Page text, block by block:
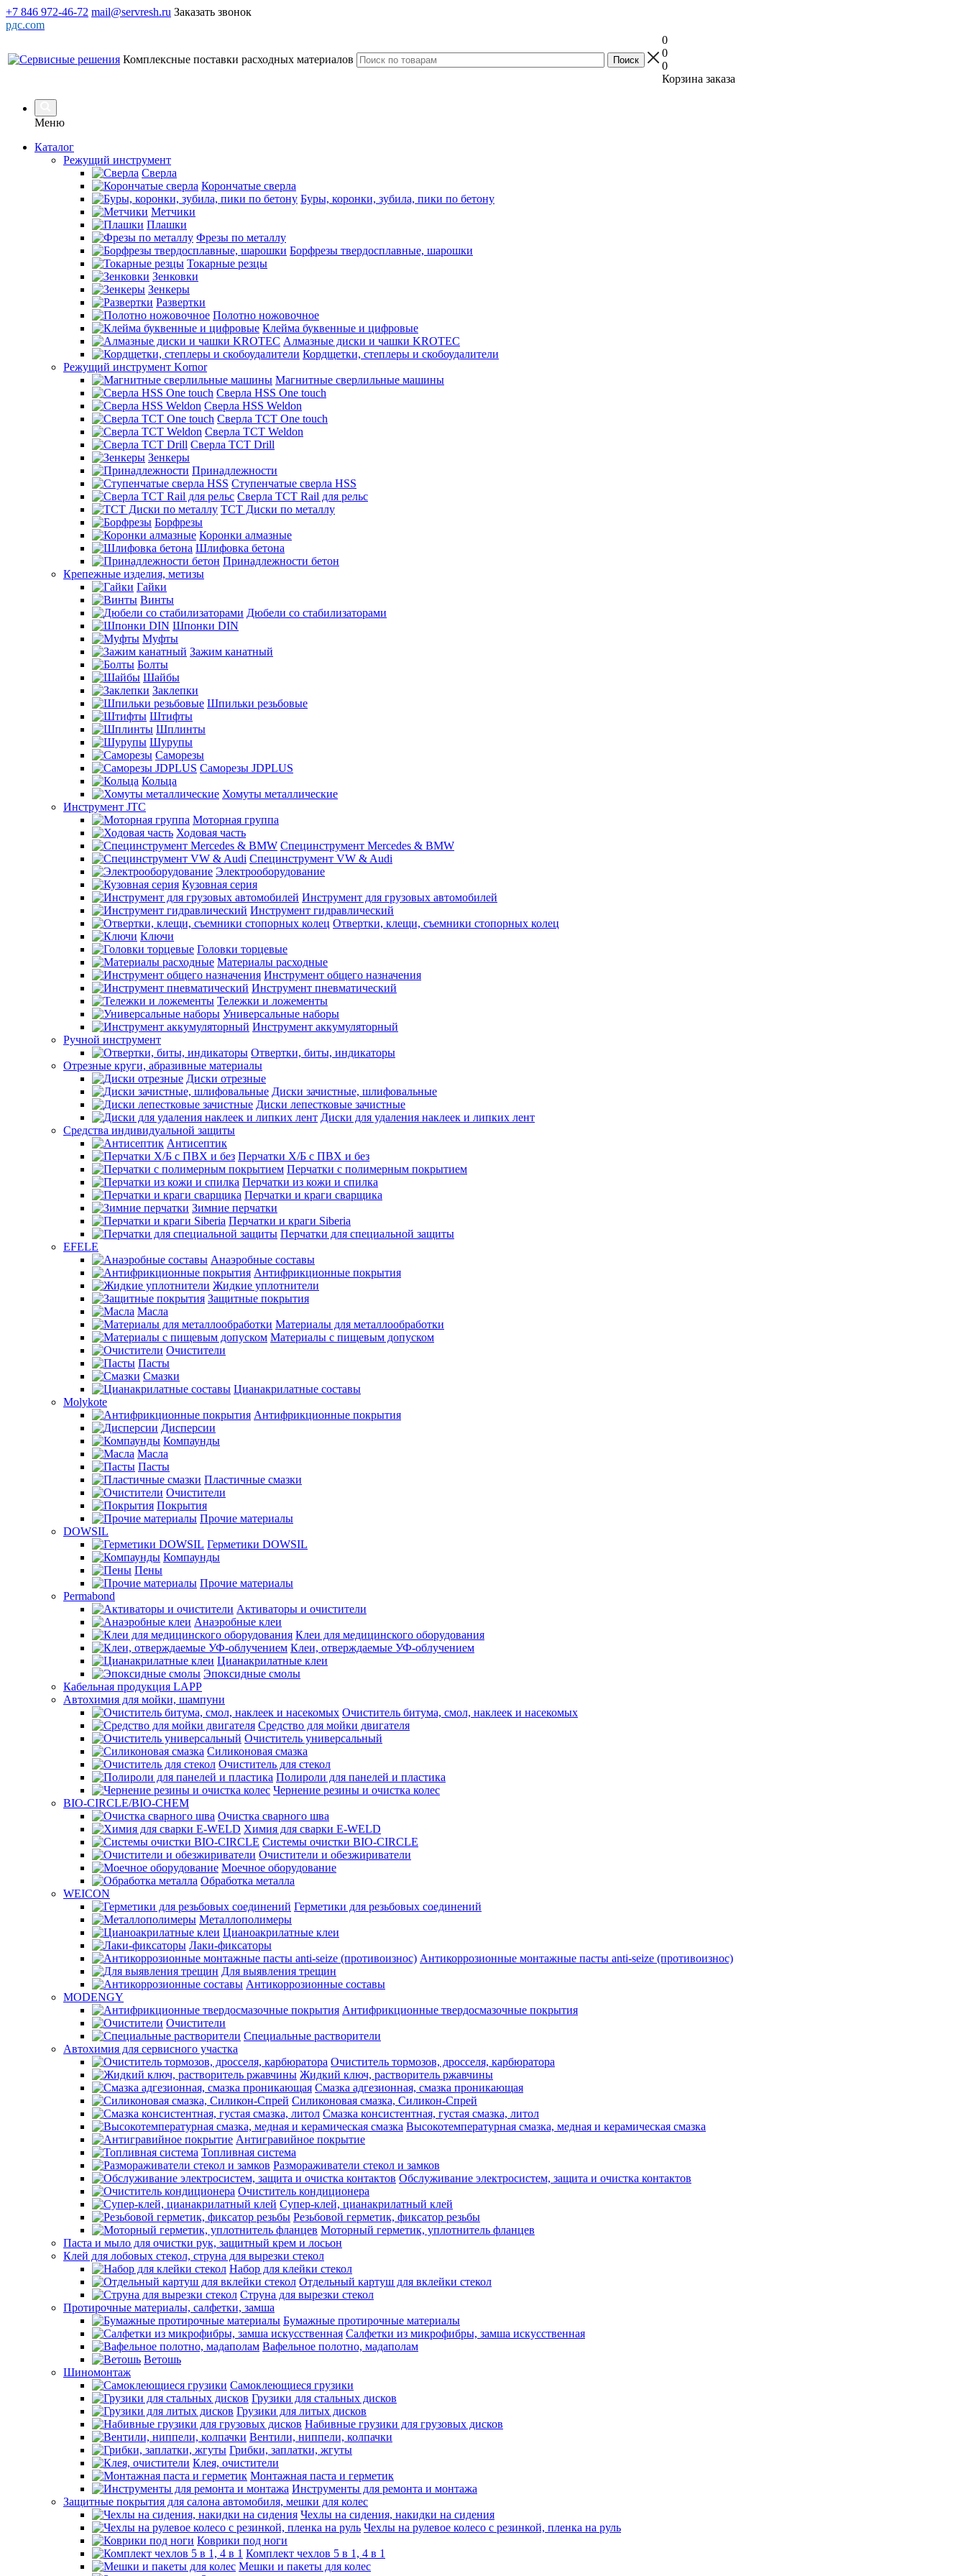
+7 846 972-46-72 mail@servresh.ru Заказать звонок
рдс.com
Комплексные поставки расходных материалов
0
0
0
Корзина заказа
Меню
Каталог
Режущий инструмент
Сверла
Корончатые сверла
Буры, коронки, зубила, пики по бетону
Метчики
Плашки
Фрезы по металлу
Борфрезы твердосплавные, шарошки
Токарные резцы
Зенковки
Зенкеры
Развертки
Полотно ножовочное
Клейма буквенные и цифровые
Алмазные диски и чашки KROTEC
Кордщетки, степлеры и скобоудалители
Режущий инструмент Kornor
Магнитные сверлильные машины
Сверла HSS One touch
Сверла HSS Weldon
Сверла TCT One touch
Сверла TCT Weldon
Сверла TCT Drill
Зенкеры
Принадлежности
Ступенчатые сверла HSS
Сверла TCT Rail для рельс
TCT Диски по металлу
Борфрезы
Коронки алмазные
Шлифовка бетона
Принадлежности бетон
Крепежные изделия, метизы
Гайки
Винты
Дюбели со стабилизаторами
Шпонки DIN
Муфты
Зажим канатный
Болты
Шайбы
Заклепки
Шпильки резьбовые
Штифты
Шплинты
Шурупы
Саморезы
Саморезы JDPLUS
Кольца
Хомуты металлические
Инструмент JTC
Моторная группа
Ходовая часть
Специнструмент Mercedes & BMW
Специнструмент VW & Audi
Электрооборудование
Кузовная серия
Инструмент для грузовых автомобилей
Инструмент гидравлический
Отвертки, клещи, съемники стопорных колец
Ключи
Головки торцевые
Материалы расходные
Инструмент общего назначения
Инструмент пневматический
Тележки и ложементы
Универсальные наборы
Инструмент аккумуляторный
Ручной инструмент
Отвертки, биты, индикаторы
Отрезные круги, абразивные материалы
Диски отрезные
Диски зачистные, шлифовальные
Диски лепестковые зачистные
Диски для удаления наклеек и липких лент
Средства индивидуальной защиты
Антисептик
Перчатки Х/Б с ПВХ и без
Перчатки с полимерным покрытием
Перчатки из кожи и спилка
Перчатки и краги сварщика
Зимние перчатки
Перчатки и краги Siberia
Перчатки для специальной защиты
EFELE
Анаэробные составы
Антифрикционные покрытия
Жидкие уплотнители
Защитные покрытия
Масла
Материалы для металлообработки
Материалы с пищевым допуском
Очистители
Пасты
Смазки
Цианакрилатные составы
Molykote
Антифрикционные покрытия
Дисперсии
Компаунды
Масла
Пасты
Пластичные смазки
Очистители
Покрытия
Прочие материалы
DOWSIL
Герметики DOWSIL
Компаунды
Пены
Прочие материалы
Permabond
Активаторы и очистители
Анаэробные клеи
Клеи для медицинского оборудования
Клеи, отверждаемые УФ-облучением
Цианакрилатные клеи
Эпоксидные смолы
Кабельная продукция LAPP
Автохимия для мойки, шампуни
Очиститель битума, смол, наклеек и насекомых
Средство для мойки двигателя
Очиститель универсальный
Силиконовая смазка
Очиститель для стекол
Полироли для панелей и пластика
Чернение резины и очистка колес
BIO-CIRCLE/BIO-CHEM
Очистка сварного шва
Химия для сварки E-WELD
Системы очистки BIO-CIRCLE
Очистители и обезжириватели
Моечное оборудование
Обработка металла
WEICON
Герметики для резьбовых соединений
Металлополимеры
Цианоакрилатные клеи
Лаки-фиксаторы
Антикоррозионные монтажные пасты anti-seize (противоизнос)
Для выявления трещин
Антикоррозионные составы
MODENGY
Антифрикционные твердосмазочные покрытия
Очистители
Специальные растворители
Автохимия для сервисного участка
Очиститель тормозов, дросселя, карбюратора
Жидкий ключ, растворитель ржавчины
Смазка адгезионная, смазка проникающая
Силиконовая смазка, Силикон-Спрей
Смазка консистентная, густая смазка, литол
Высокотемпературная смазка, медная и керамическая смазка
Антигравийное покрытие
Топливная система
Размораживатели стекол и замков
Обслуживание электросистем, защита и очистка контактов
Очиститель кондиционера
Супер-клей, цианакрилатный клей
Резьбовой герметик, фиксатор резьбы
Моторный герметик, уплотнитель фланцев
Паста и мыло для очистки рук, защитный крем и лосьон
Клей для лобовых стекол, струна для вырезки стекол
Набор для клейки стекол
Отдельный картуш для вклейки стекол
Струна для вырезки стекол
Протирочные материалы, салфетки, замша
Бумажные протирочные материалы
Салфетки из микрофибры, замша искусственная
Вафельное полотно, мадаполам
Ветошь
Шиномонтаж
Самоклеющиеся грузики
Грузики для стальных дисков
Грузики для литых дисков
Набивные грузики для грузовых дисков
Вентили, ниппели, колпачки
Грибки, заплатки, жгуты
Клея, очистители
Монтажная паста и герметик
Инструменты для ремонта и монтажа
Защитные покрытия для салона автомобиля, мешки для колес
Чехлы на сидения, накидки на сидения
Чехлы на рулевое колесо с резинкой, пленка на руль
Коврики под ноги
Комплект чехлов 5 в 1, 4 в 1
Мешки и пакеты для колес